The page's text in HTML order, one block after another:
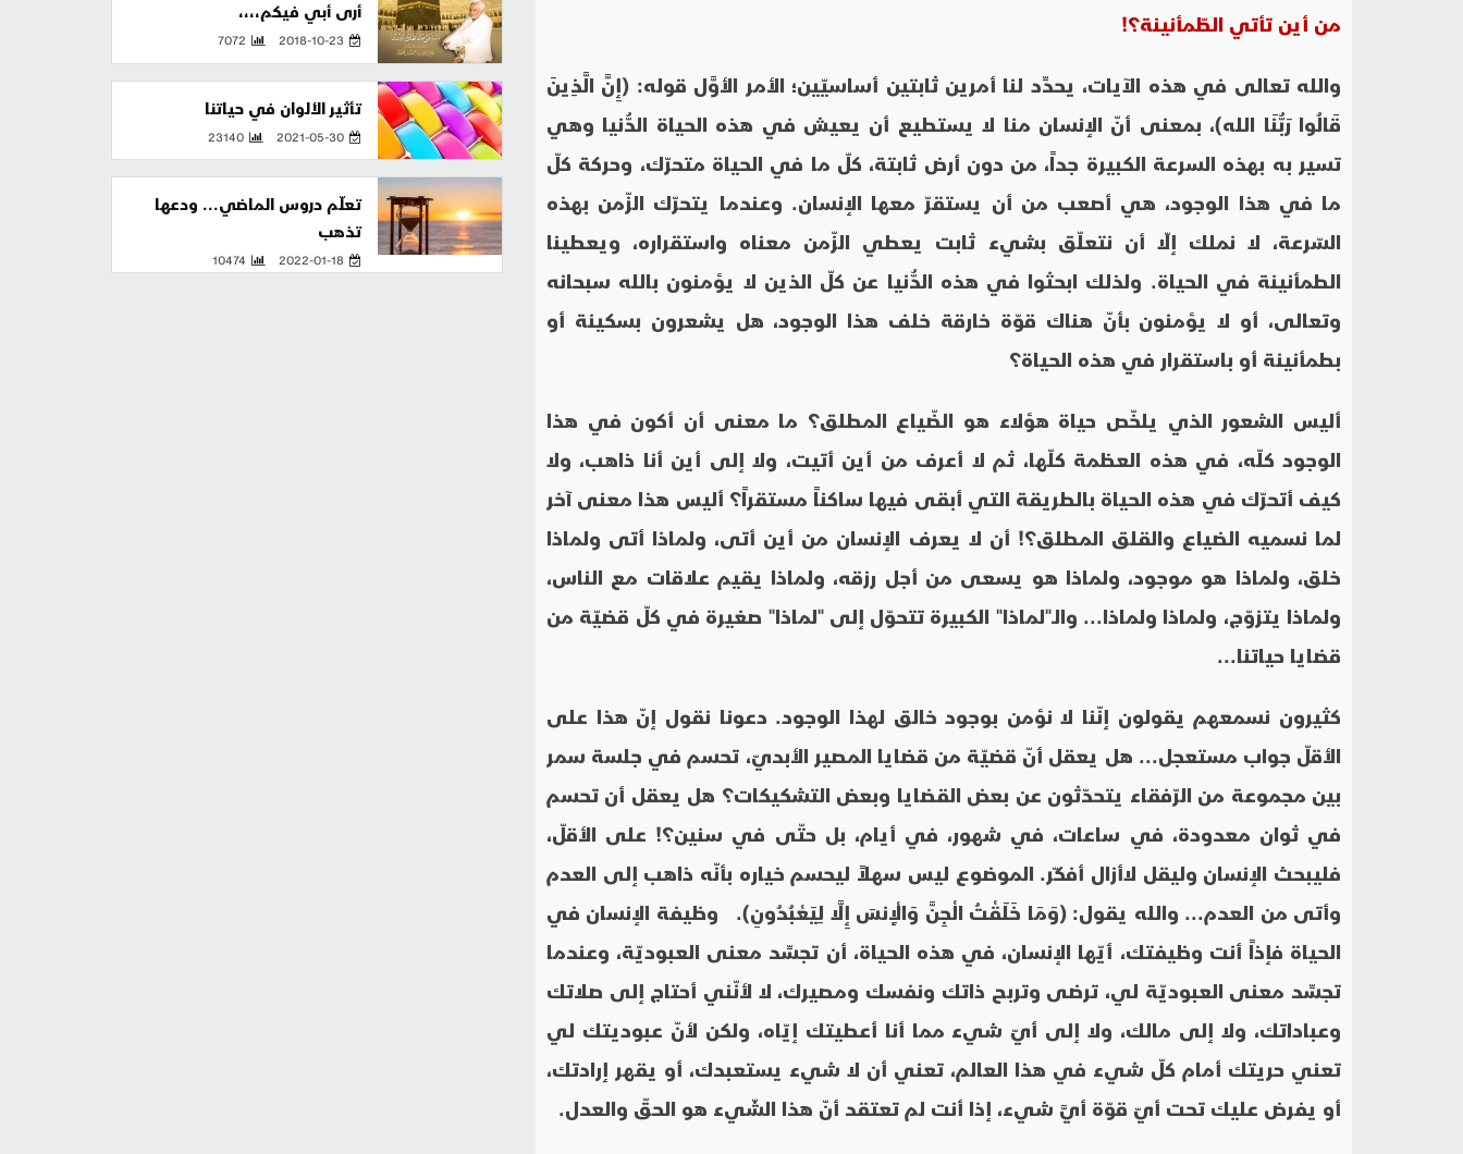
من أين تأتي الطّمأنينة؟!
والله تعالى في هذه الآيات، يحدِّد لنا أمرين ثابتين أساسيّين؛ الأمر الأوَّل قوله: (إِنَّ الَّذِينَ
قَالُوا رَبُّنَا الله)، بمعنى أنّ الإنسان منا لا يستطيع أن يعيش في هذه الحياة الدُّنيا وهي
تسير به بهذه السرعة الكبيرة جداً، من دون أرض ثابتة، كلّ ما في الحياة متحرّك، وحركة كلّ
ما في هذا الوجود، هي أصعب من أن يستقرّ معها الإنسان. وعندما يتحرّك الزّمن بهذه
السّرعة، لا نملك إلّا أن نتعلّق بشيء ثابت يعطي الزّمن معناه واستقراره، ويعطينا
الطمأنينة في الحياة. ولذلك ابحثوا في هذه الدُّنيا عن كلّ الذين لا يؤمنون بالله سبحانه
وتعالى، أو لا يؤمنون بأنّ هناك قوّة خارقة خلف هذا الوجود، هل يشعرون بسكينة أو
بطمأنينة أو باستقرار في هذه الحياة؟
أليس الشعور الذي يلخّص حياة هؤلاء هو الضّياع المطلق؟ ما معنى أن أكون في هذا
الوجود كلّه، في هذه العظمة كلّها، ثم لا أعرف من أين أتيت، ولا إلى أين أنا ذاهب، ولا
كيف أتحرّك في هذه الحياة بالطريقة التي أبقى فيها ساكناً مستقراً؟ أليس هذا معنى آخر
لما نسميه الضياع والقلق المطلق؟! أن لا يعرف الإنسان من أين أتى، ولماذا أتى ولماذا
خلق، ولماذا هو موجود، ولماذا هو يسعى من أجل رزقه، ولماذا يقيم علاقات مع الناس،
ولماذا يتزوّج، ولماذا ولماذا... والـ"لماذا" الكبيرة تتحوّل إلى "لماذا" صغيرة في كلّ قضيّة من
قضايا حياتنا...
كثيرون نسمعهم يقولون إنّنا لا نؤمن بوجود خالق لهذا الوجود. دعونا نقول إنّ هذا على
الأقلّ جواب مستعجل... هل يعقل أنّ قضيّة من قضايا المصير الأبديّ، تحسم في جلسة سمر
بين مجموعة من الرّفقاء يتحدّثون عن بعض القضايا وبعض التشكيكات؟ هل يعقل أن تحسم
في ثوان معدودة، في ساعات، في شهور، في أيام، بل حتّى في سنين؟! على الأقلّ،
فليبحث الإنسان وليقل لاأزال أفكّر. الموضوع ليس سهلاً ليحسم خياره بأنّه ذاهب إلى العدم
وأتى من العدم... والله يقول: (وَمَا خَلَقْتُ الْجِنَّ وَالْإِنسَ إِلَّا لِيَعْبُدُونِ). وظيفة الإنسان في
الحياة فإذاً أنت وظيفتك، أيّها الإنسان، في هذه الحياة، أن تجسِّد معنى العبوديّة، وعندما
تجسِّد معنى العبوديّة لي، ترضى وتربح ذاتك ونفسك ومصيرك، لا لأنّني أحتاج إلى صلاتك
وعباداتك، ولا إلى مالك، ولا إلى أيّ شيء مما أنا أعطيتك إيّاه، ولكن لأنّ عبوديتك لي
تعني حريتك أمام كلّ شيء في هذا العالم، تعني أن لا شيء يستعبدك، أو يقهر إرادتك،
أو يفرض عليك تحت أيّ قوّة أيَّ شيء، إذا أنت لم تعتقد أنّ هذا الشّيء هو الحقّ والعدل.
أرى أبي فيكم،،،،
2018-10-23
7072
تأثير الألوان في حياتنا
2021-05-30
23140
تعلّم دروس الماضي... ودعها
تذهب
2022-01-18
10474